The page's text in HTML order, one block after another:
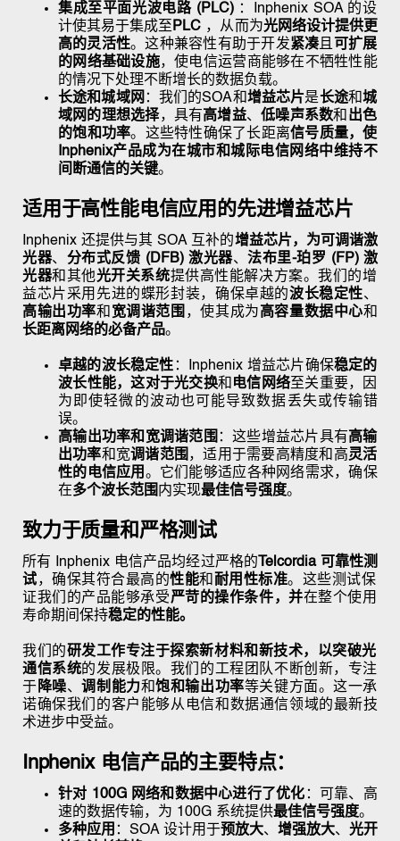
集成至平面光波电路 (PLC) ：Inphenix SOA 的设
计使其易于集成至 PLC ，从而为光网络设计提供更
高的灵活性。这种兼容性有助于开发紧凑且 可扩展
的网络基础设施，使电信运营商能够在不牺牲性能
的情况下处理不断增长的数据负载。
长途和城域网 ：我们的SOA和增益芯片是长途和城
域网的理想选择，具有高增益、低噪声系数和 出色
的饱和功率。这些特性确保了长距离信号质量，使
Inphenix产品成为在城市和城际电信网络中维持不
间断通信的关键。
适用于高性能电信应用的先进增益芯片
Inphenix 还提供与其 SOA 互补的增益芯片，为可调谐激
光器、 分布式反馈 (DFB) 激光器、 法布里-珀罗 (FP) 激
光器和其他光开关系统提供高性能解决方案。我们的增
益芯片采用先进的蝶形封装，确保卓越的波长稳定性、
高输出功率和 宽调谐范围 ，使其成为高容量数据中心和
长距离网络的必备产品。
卓越的波长稳定性 ：Inphenix 增益芯片确保稳定的
波长性能，这对于光交换和 电信网络至关重要，因
为即使轻微的波动也可能导致数据丢失或传输错
误。
高输出功率和宽调谐范围 ：这些增益芯片具有高输
出功率和宽调谐范围 ，适用于需要高精度和高灵活
性的电信应用 。它们能够适应各种网络需求，确保
在多个波长范围 内实现最佳信号强度。
致力于质量和严格测试
所有 Inphenix 电信产品均经过严格的 Telcordia 可靠性测
试，确保其符合最高的性能和 耐用性标准。这些测试保
证我们的产品能够承受严苛的操作条件，并在整个使用
寿命期间 保持稳定的性能。
我们的研发工作专注于探索新材料和新技术，以突破光
通信系统的发展极限。我们的工程团队不断创新，专注
于 降噪、调制能力和饱和输出功率等关键方面。这一承
诺确保我们的客户能够从电信和数据通信领域的最新技
术进步中受益。
Inphenix 电信产品的主要特点：
针对 100G 网络和数据中心进行了优化 ：可靠、高
速的数据传输，为 100G 系统提供最佳信号强度。
多种应用 ：SOA 设计用于预放大、 增强放大、 光开